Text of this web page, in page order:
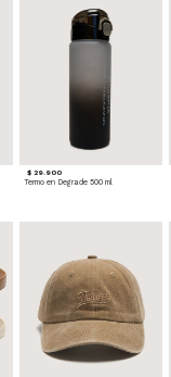
$ 29.900
Termo en Degrade 500 ml